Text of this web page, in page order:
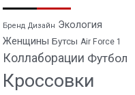
Бренд Дизайн Экология
Женщины Бутсы Air Force 1
Коллаборации Футбол
Кроссовки